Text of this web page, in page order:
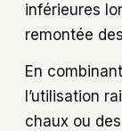
inférieures
remontée
En
l’utilisation
chaux ou